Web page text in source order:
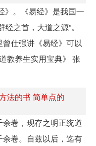
》。《易经》是我国一
之首，大道之源”。
仕强讲《易经》可以
教养生实用宝典》 张
法的书 简单点的
卷，现存之明正统道
卷。自兹以后，迄有